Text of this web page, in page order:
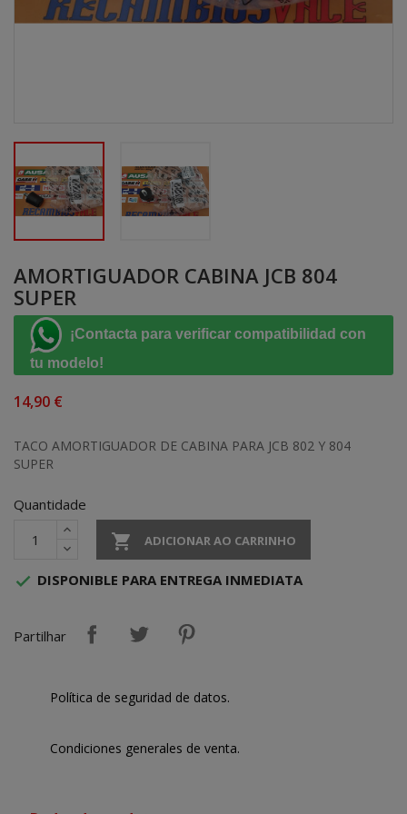
AMORTIGUADOR CABINA JCB 804
SUPER
¡Contacta para verificar compatibilidad con
tu modelo!
14,90 €
TACO AMORTIGUADOR DE CABINA PARA JCB 802 Y 804
SUPER
Quantidade
 ADICIONAR AO CARRINHO
 DISPONIBLE PARA ENTREGA INMEDIATA
Partilhar
Política de seguridad de datos.
Condiciones generales de venta.